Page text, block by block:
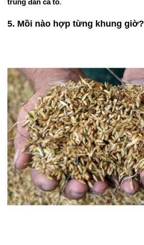
trúng đàn cá to.
5. Mồi nào hợp từng khung giờ?